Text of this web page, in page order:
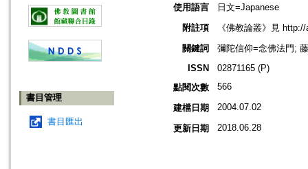
書目管理
書目匯出
使用語言
日文=Japanese
附註項
《佛教論叢》見
關鍵詞
彌陀信仰=念佛法門;
ISSN
02871165 (P)
點閱次數
566
建檔日期 2004.07.02
更新日期 2018.06.28